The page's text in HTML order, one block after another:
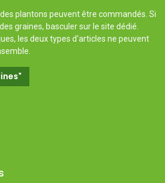
plantons peuvent être commandés. Si
graines, basculer sur le site dédié.
les deux types d'articles ne peuvent